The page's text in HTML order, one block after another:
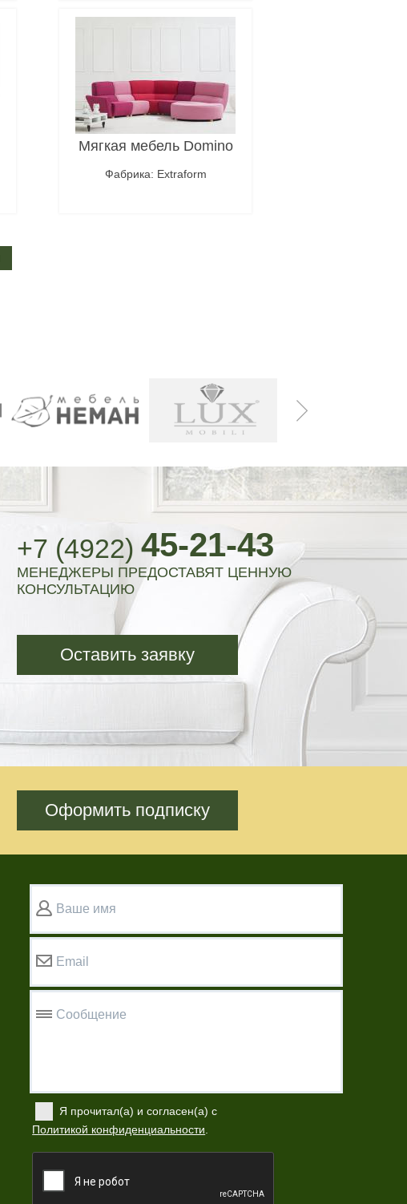
Мягкая мебель Domino
Фабрика: Extraform
+7 (4922) 45-21-43
МЕНЕДЖЕРЫ ПРЕДОСТАВЯТ ЦЕННУЮ
КОНСУЛЬТАЦИЮ
Оставить заявку
Оформить подписку
Ваше имя
Email
Сообщение
Я прочитал(а) и согласен(а) с
Политикой конфиденциальности